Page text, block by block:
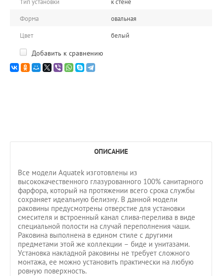
Форма
овальная
Цвет
белый
Добавить к сравнению
ОПИСАНИЕ
Все модели Aquatek изготовлены из
высококачественного глазурованного 100% санитарного
фарфора, который на протяжении всего срока службы
сохраняет идеальную белизну. В данной модели
раковины предусмотрены отверстие для установки
смесителя и встроенный канал слива-перелива в виде
специальной полости на случай переполнения чаши.
Раковина выполнена в едином стиле с другими
предметами этой же коллекции – биде и унитазами.
Установка накладной раковины не требует сложного
монтажа, ее можно установить практически на любую
ровную поверхность.